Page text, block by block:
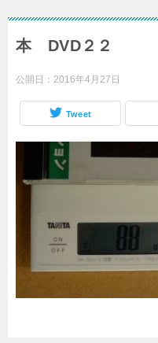
本 DVD２２
公開日： 2016年4月27日
Tweet